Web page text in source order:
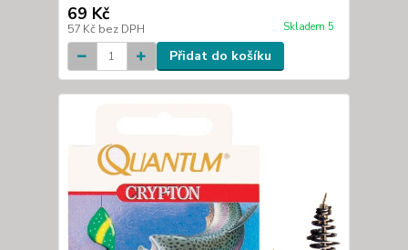
69 Kč
57 Kč bez DPH Skladem 5
Přidat do košíku